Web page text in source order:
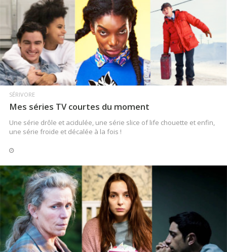
LIRE LA SUITE
SÉRIVORE
Mes séries TV courtes du moment
Une série drôle et acidulée, une série slice of life chouette et enfin,
une série froide et décalée à la fois !
LIRE LA SUITE